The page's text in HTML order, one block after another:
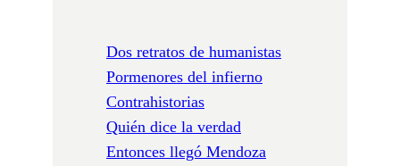
Dos retratos de humanistas
Pormenores del infierno
Contrahistorias
Quién dice la verdad
Entonces llegó Mendoza